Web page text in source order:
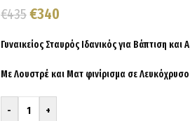
€435€340
Γυναικείος Σταυρός Ιδανικός για Βάπτιση
Με Λουστρέ και Ματ φινίρισμα σε
- +